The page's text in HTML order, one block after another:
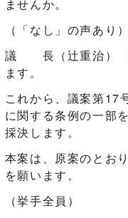
ませんか。
（「なし」の声あり）
議 長（辻󠄀重治）
ます。
これから、議案第17
に関する条例の一部
採決します。
本案は、原案のとお
を願います。
（挙手全員）